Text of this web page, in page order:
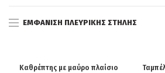
ΕΜΦΆΝΙΣΗ ΠΛΕΥΡΙΚΉΣ ΣΤΉΛΗΣ
Καθρέπτης με μαύρο πλαίσιο